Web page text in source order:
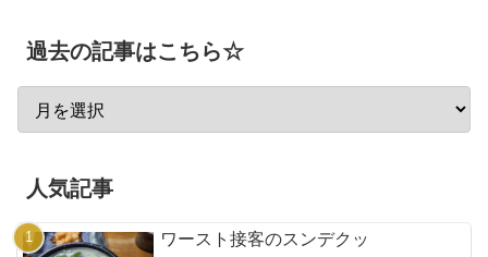
過去の記事はこちら☆
人気記事
ワースト接客のスンデクッ